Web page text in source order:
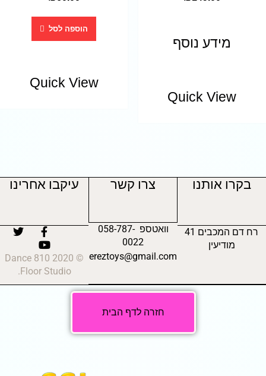
מידע נוסף
Quick View
הוספה לסל
Quick View
בקרו אותנו
רח דם המכבים 41
מודיעין
צרו קשר
וואטספ 058-787-
0022
ereztoys@gmail.com
עיקבו אחרינו
© 2020 810 Dance
Floor Studio.
חזרה לדף הבית